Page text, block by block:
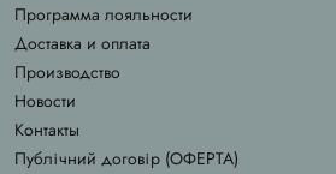
Программа лояльности
Доставка и оплата
Производство
Новости
Контакты
Публічний договір (ОФЕРТА)